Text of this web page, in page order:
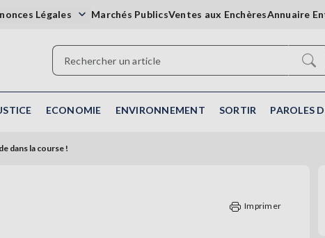
Légales Marchés PublicsVentes aux EnchèresAnnuaire
ECONOMIE ENVIRONNEMENT SORTIR PAROLES
dans la course !
Imprimer